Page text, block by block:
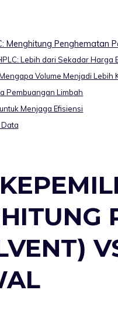
Menghitung Penghematan
Lebih dari Sekadar Harga
Volume Menjadi Lebih
Pembuangan Limbah
Menjaga Efisiensi